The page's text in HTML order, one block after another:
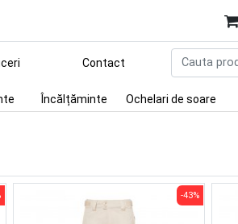
Contact
Încălțăminte Ochelari de soare
-43%